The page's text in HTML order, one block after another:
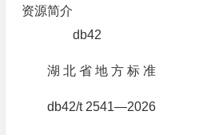
资源简介
db42
湖 北 省 地 方 标 准
db42/t 2541—2026